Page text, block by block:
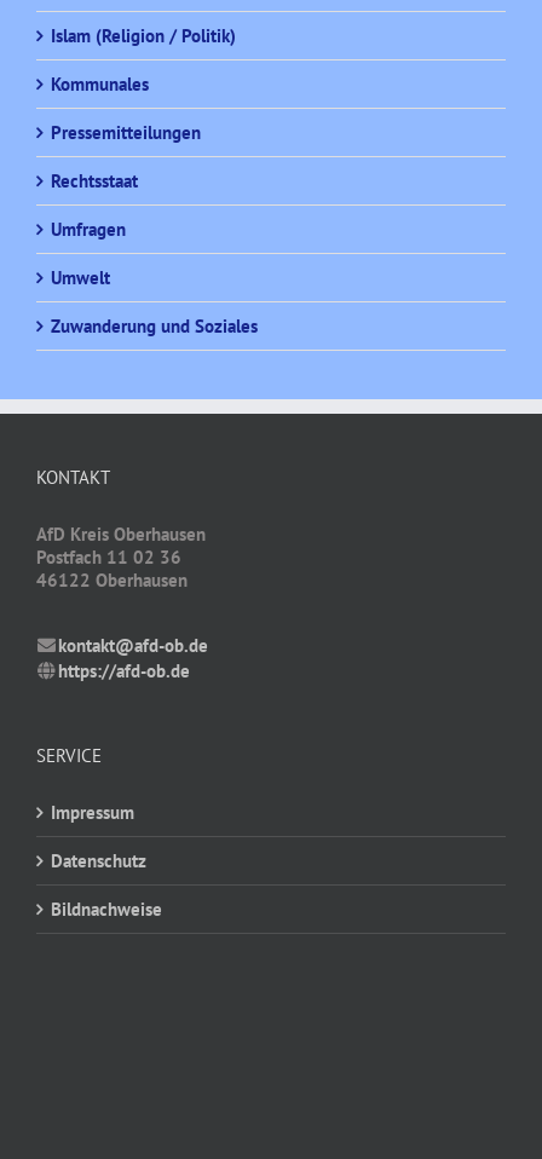
Islam (Religion / Politik)
Kommunales
Pressemitteilungen
Rechtsstaat
Umfragen
Umwelt
Zuwanderung und Soziales
KONTAKT
AfD Kreis Oberhausen
Postfach 11 02 36
46122 Oberhausen
kontakt@afd-ob.de
https://afd-ob.de
SERVICE
Impressum
Datenschutz
Bildnachweise